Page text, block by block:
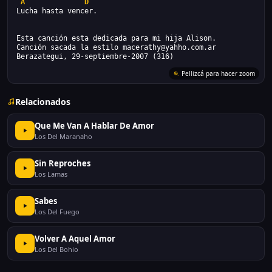
A
D
Lucha hasta vencer.
Esta canción esta dedicada para mi hija Alison.
Canción sacada la estilo macerathy@yahho.com.ar
Berazategui, 29-septiembre-2007 (316)
Pellizcá para hacer zoom
Relacionados
Que Me Van A Hablar De Amor
Los Del Maranaho
Sin Reproches
Los Lamas
Sabes
Los Del Fuego
Volver A Aquel Amor
Los Del Bohio